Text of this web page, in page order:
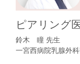
ピアリング
鈴木 瞳 先生
一宮西病院乳腺外